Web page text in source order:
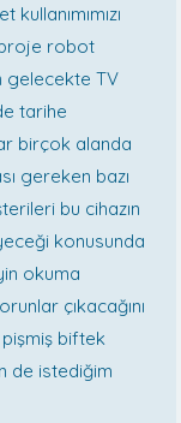
robot
gelecekte TV
tarihe
birçok alanda
gereken bazı
bu cihazın
konusunda
okuma
çıkacağını
biftek
de istediğim